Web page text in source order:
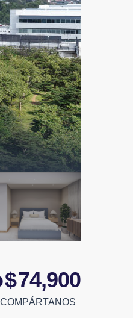
74,900
COMPÁRTANOS